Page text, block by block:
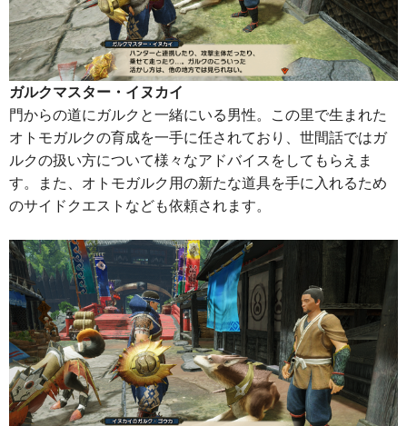
ガルクマスター・イヌカイ
門からの道にガルクと一緒にいる男性。この里で生まれた
オトモガルクの育成を一手に任されており、世間話ではガ
ルクの扱い方について様々なアドバイスをしてもらえま
す。また、オトモガルク用の新たな道具を手に入れるため
のサイドクエストなども依頼されます。